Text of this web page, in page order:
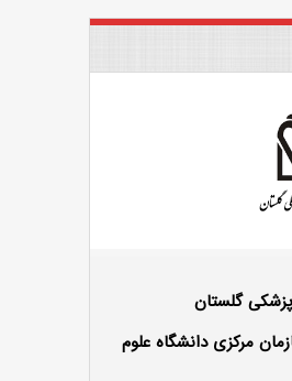
گلستان
مرکزی دانشگاه علوم